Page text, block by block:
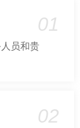
员和贵
01
02